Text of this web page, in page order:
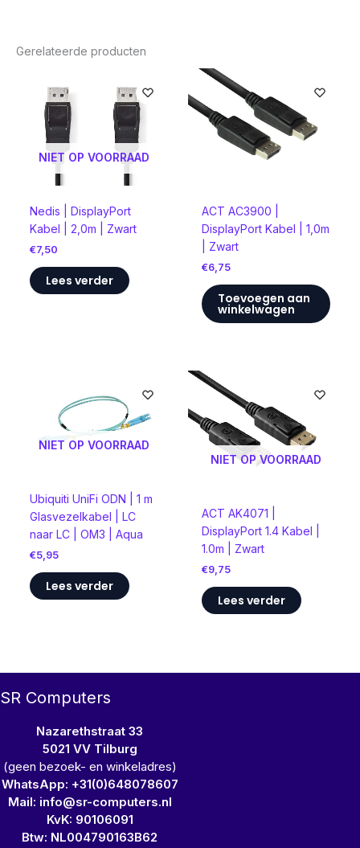
Gerelateerde producten
NIET OP VOORRAAD
Nedis | DisplayPort
Kabel | 2,0m | Zwart
€7,50
Lees verder
ACT AC3900 |
DisplayPort Kabel | 1,0m
| Zwart
€6,75
Toevoegen aan
winkelwagen
NIET OP VOORRAAD
Ubiquiti UniFi ODN | 1 m
Glasvezelkabel | LC
naar LC | OM3 | Aqua
€5,95
Lees verder
NIET OP VOORRAAD
ACT AK4071 |
DisplayPort 1.4 Kabel |
1.0m | Zwart
€9,75
Lees verder
SR Computers
Nazarethstraat 33
5021 VV Tilburg
(geen bezoek- en winkeladres)
WhatsApp: +31(0)648078607
Mail: info@sr-computers.nl
KvK: 90106091
Btw: NL004790163B62